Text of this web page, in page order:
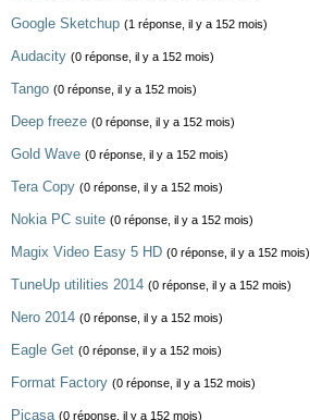
Google Sketchup (1 réponse, il y a 152 mois)
Audacity (0 réponse, il y a 152 mois)
Tango (0 réponse, il y a 152 mois)
Deep freeze (0 réponse, il y a 152 mois)
Gold Wave (0 réponse, il y a 152 mois)
Tera Copy (0 réponse, il y a 152 mois)
Nokia PC suite (0 réponse, il y a 152 mois)
Magix Video Easy 5 HD (0 réponse, il y a 152 mois)
TuneUp utilities 2014 (0 réponse, il y a 152 mois)
Nero 2014 (0 réponse, il y a 152 mois)
Eagle Get (0 réponse, il y a 152 mois)
Format Factory (0 réponse, il y a 152 mois)
Picasa (0 réponse, il y a 152 mois)